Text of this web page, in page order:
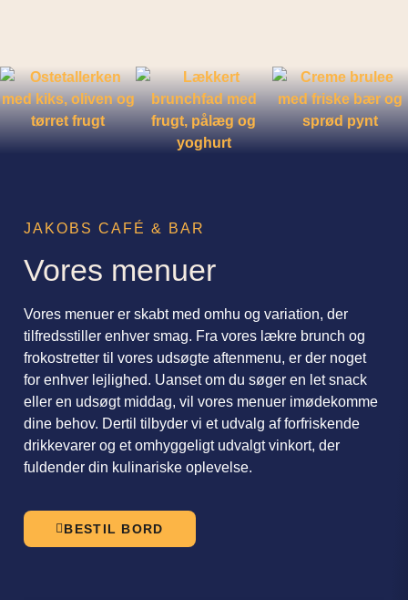
JAKOBS CAFÉ & BAR
Vores menuer
Vores menuer er skabt med omhu og variation, der
tilfredsstiller enhver smag. Fra vores lækre brunch og
frokostretter til vores udsøgte aftenmenu, er der noget
for enhver lejlighed. Uanset om du søger en let snack
eller en udsøgt middag, vil vores menuer imødekomme
dine behov. Dertil tilbyder vi et udvalg af forfriskende
drikkevarer og et omhyggeligt udvalgt vinkort, der
fuldender din kulinariske oplevelse.
BESTIL BORD